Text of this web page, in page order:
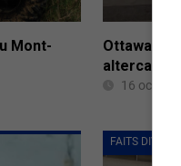
Mont-
Ottawa:
16
FAITS DIVERS